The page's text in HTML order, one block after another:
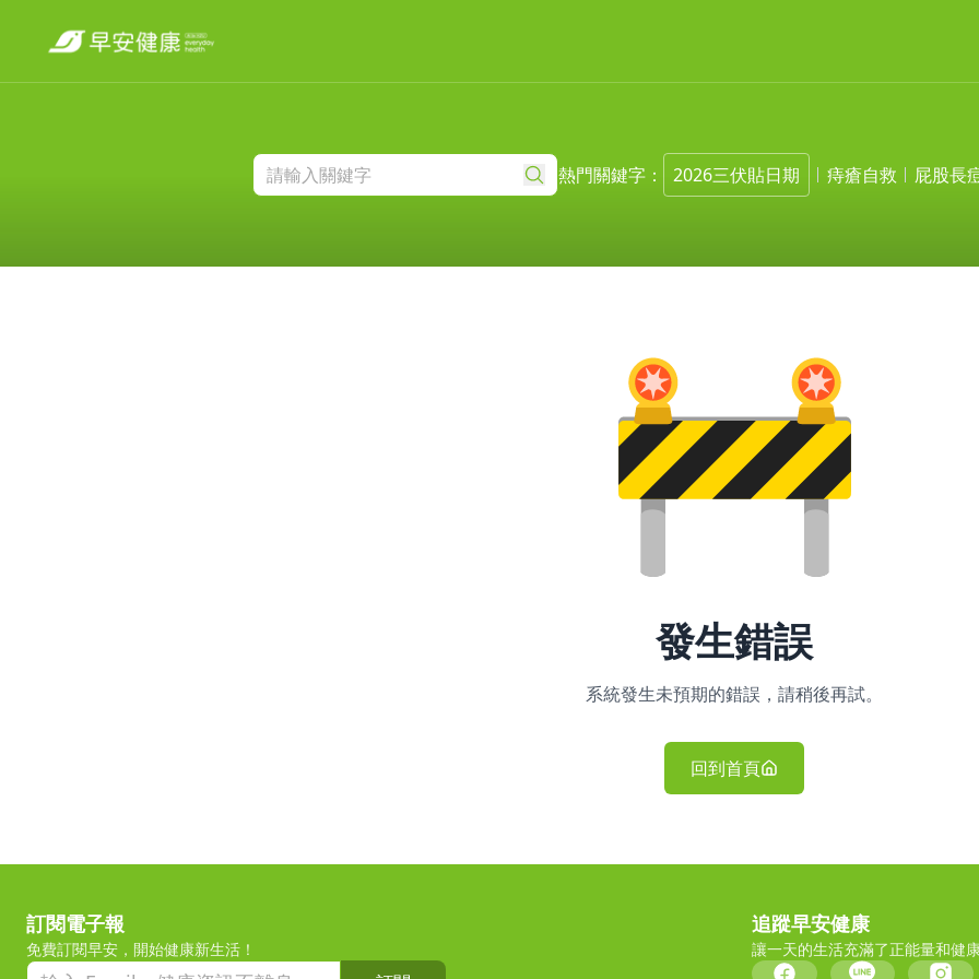
熱門關鍵字： 2026三伏貼日期 痔瘡自救 屁股長
發生錯誤
系統發生未預期的錯誤，請稍後再試。
回到首頁
訂閱電子報
免費訂閱早安，開始健康新生活！
追蹤早安健康
讓一天的生活充滿了正能量和健